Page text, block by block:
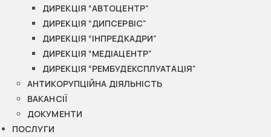
ДИРЕКЦІЯ “АВТОЦЕНТР”
ДИРЕКЦІЯ “ДИПСЕРВІС”
ДИРЕКЦІЯ “ІНПРЕДКАДРИ”
ДИРЕКЦІЯ “МЕДІАЦЕНТР”
ДИРЕКЦІЯ “РЕМБУДЕКСПЛУАТАЦІЯ”
АНТИКОРУПЦІЙНА ДІЯЛЬНІСТЬ
ВАКАНСІЇ
ДОКУМЕНТИ
ПОСЛУГИ